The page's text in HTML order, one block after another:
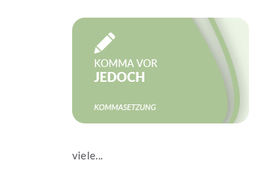
Jetzt lesen
viele...